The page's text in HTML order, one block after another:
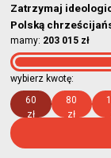
Zatrzymaj
Polską
mamy: 203 015 zł
wybierz kwotę:
60
zł
80
zł